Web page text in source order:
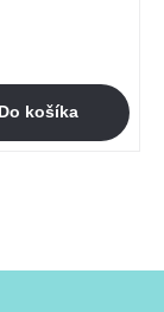
Do košíka